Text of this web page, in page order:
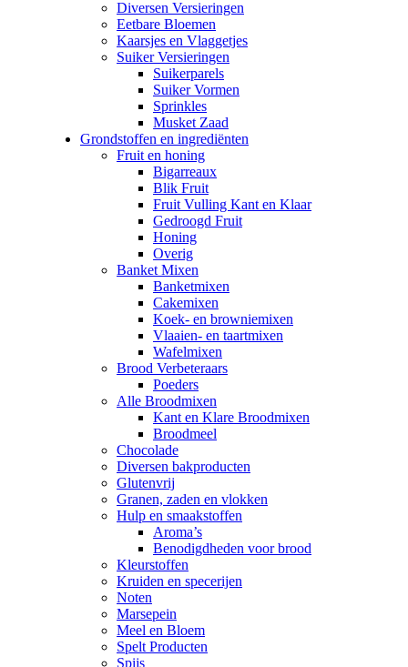
Diversen Versieringen
Eetbare Bloemen
Kaarsjes en Vlaggetjes
Suiker Versieringen
Suikerparels
Suiker Vormen
Sprinkles
Musket Zaad
Grondstoffen en ingrediënten
Fruit en honing
Bigarreaux
Blik Fruit
Fruit Vulling Kant en Klaar
Gedroogd Fruit
Honing
Overig
Banket Mixen
Banketmixen
Cakemixen
Koek- en browniemixen
Vlaaien- en taartmixen
Wafelmixen
Brood Verbeteraars
Poeders
Alle Broodmixen
Kant en Klare Broodmixen
Broodmeel
Chocolade
Diversen bakproducten
Glutenvrij
Granen, zaden en vlokken
Hulp en smaakstoffen
Aroma’s
Benodigdheden voor brood
Kleurstoffen
Kruiden en specerijen
Noten
Marsepein
Meel en Bloem
Spelt Producten
Spijs